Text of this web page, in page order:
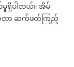
မွာ
ဒီ
ရှိပါတယ်။ အိမ်
တာ ဆက်ဖတ်ကြည့်